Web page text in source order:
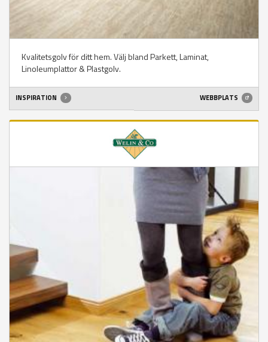
Kvalitetsgolv för ditt hem. Välj bland Parkett, Laminat,
Linoleumplattor & Plastgolv.
INSPIRATION WEBBPLATS